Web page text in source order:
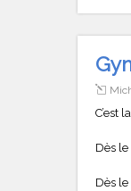
C’est
Dès
Dès